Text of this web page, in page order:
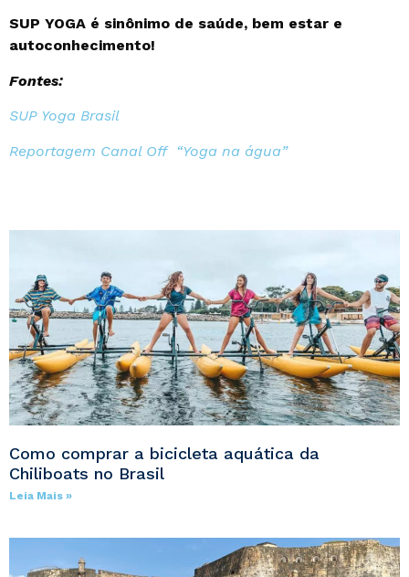
SUP YOGA é sinônimo de saúde, bem estar e
autoconhecimento!
Fontes:
SUP Yoga Brasil
Reportagem Canal Off “Yoga na água”
Como comprar a bicicleta aquática da
Chiliboats no Brasil
Leia Mais »